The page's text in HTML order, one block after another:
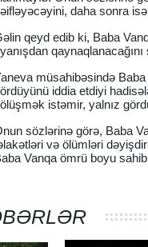
daha sonra
qeyd edib ki, Baba
müsahibəsində Baba
iddia etdiyi
istəmir, yalnız
sözlərinə görə, Baba
və ölümləri
Vanqa ömrü boyu